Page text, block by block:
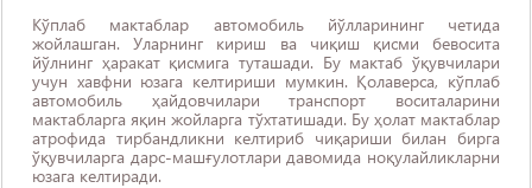
Кўплаб мактаблар автомобиль йўлларининг четида
жойлашган. Уларнинг кириш ва чиқиш қисми бевосита
йўлнинг ҳаракат қисмига туташади. Бу мактаб ўқувчилари
учун хавфни юзага келтириши мумкин. Қолаверса, кўплаб
автомобиль ҳайдовчилари транспорт воситаларини
мактабларга яқин жойларга тўхтатишади. Бу ҳолат мактаблар
атрофида тирбандликни келтириб чиқариши билан бирга
ўқувчиларга дарс-машғулотлари давомида ноқулайликларни
юзага келтиради.